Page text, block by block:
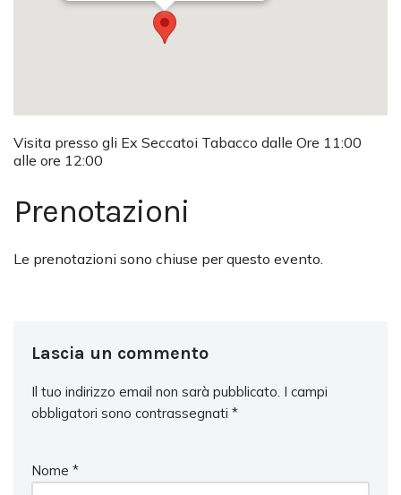
Visita presso gli Ex Seccatoi Tabacco dalle Ore 11:00
alle ore 12:00
Prenotazioni
Le prenotazioni sono chiuse per questo evento.
Lascia un commento
Il tuo indirizzo email non sarà pubblicato. I campi
obbligatori sono contrassegnati *
Nome *